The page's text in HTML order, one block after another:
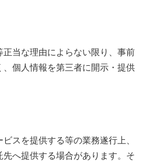
当な理由によらない限り、事前
個人情報を第三者に開示・提供
スを提供する等の業務遂行上、
へ提供する場合があります。そ